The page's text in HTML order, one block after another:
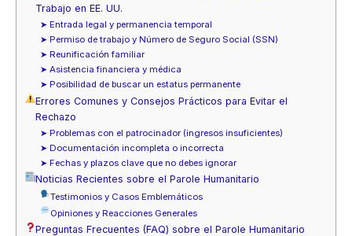
Trabajo en EE. UU.
➤ Entrada legal y permanencia temporal
➤ Permiso de trabajo y Número de Seguro Social (SSN)
➤ Reunificación familiar
➤ Asistencia financiera y médica
➤ Posibilidad de buscar un estatus permanente
Errores Comunes y Consejos Prácticos para Evitar el
Rechazo
➤ Problemas con el patrocinador (ingresos insuficientes)
➤ Documentación incompleta o incorrecta
➤ Fechas y plazos clave que no debes ignorar
Noticias Recientes sobre el Parole Humanitario
Testimonios y Casos Emblemáticos
Opiniones y Reacciones Generales
Preguntas Frecuentes (FAQ) sobre el Parole Humanitario